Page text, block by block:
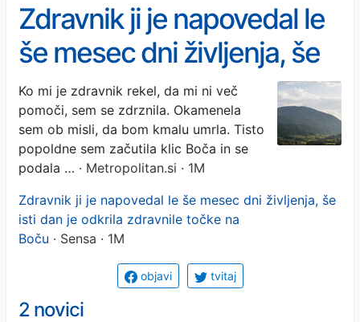
Zdravnik ji je napovedal le
še mesec dni življenja, še
isti dan je odkrila zdravilne
točke na Boču
Ko mi je zdravnik rekel, da mi ni več
pomoči, sem se zdrznila. Okamenela
sem ob misli, da bom kmalu umrla. Tisto
popoldne sem začutila klic Boča in se
podala … · Metropolitan.si · 1M
Zdravnik ji je napovedal le še mesec dni življenja, še
isti dan je odkrila zdravnile točke na
Boču · Sensa · 1M
objavi tvitaj
2 novici